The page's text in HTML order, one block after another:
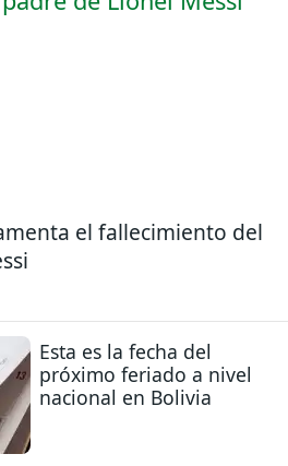
el fallecimiento del
Esta es la fecha del
próximo feriado a nivel
nacional en Bolivia